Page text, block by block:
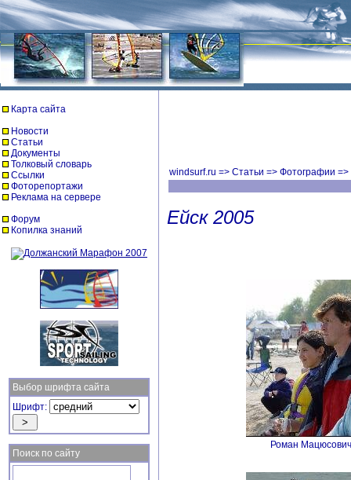
Карта сайта
Новости
Статьи
Документы
Толковый словарь
Ссылки
Фоторепортажи
Реклама на сервере
Форум
Копилка знаний
Выбор шрифта сайта
Шрифт:
Поиск по сайту
windsurf.ru => Статьи => Фотографии =>
Ейск 2005
Роман Мацюсович